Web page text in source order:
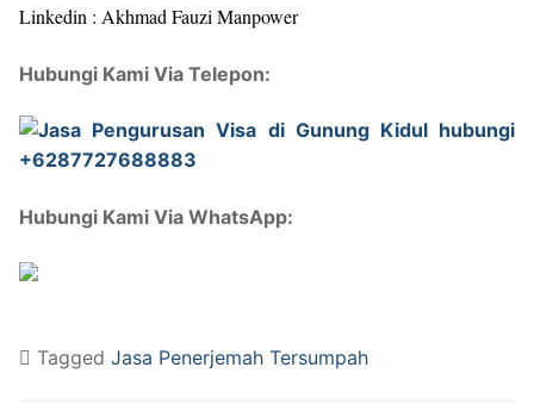
Linkedin : Akhmad Fauzi Manpower
Hubungi Kami Via Telepon:
Hubungi Kami Via WhatsApp:
Tagged Jasa Penerjemah Tersumpah